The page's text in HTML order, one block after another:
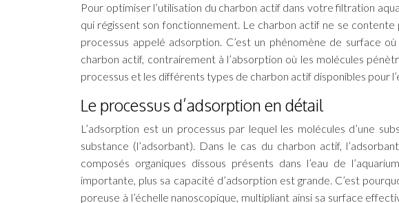
Pour optimiser l’utilisation du charbon actif dans votre filtration
qui régissent son fonctionnement. Le charbon actif ne se
processus appelé adsorption. C’est un phénomène de surface
charbon actif, contrairement à l’absorption où les molécules
processus et les différents types de charbon actif disponibles pour
Le processus d’adsorption en détail
L’adsorption est un processus par lequel les molécules d’une
substance (l’adsorbant). Dans le cas du charbon actif,
composés organiques dissous présents dans l’eau de
importante, plus sa capacité d’adsorption est grande. C’est
poreuse à l’échelle nanoscopique, multipliant ainsi sa surface